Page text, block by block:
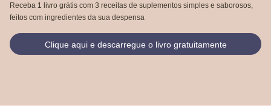
Receba 1 livro grátis com 3 receitas de suplementos simples e saborosos,
feitos com ingredientes da sua despensa
Clique aqui e descarregue o livro gratuitamente